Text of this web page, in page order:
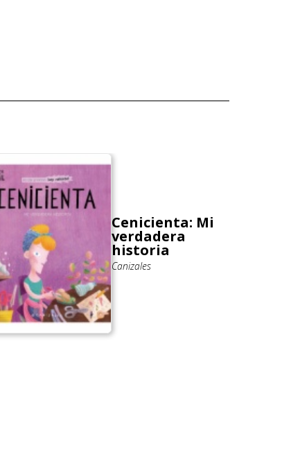
Cenicienta: Mi
verdadera
historia
Canizales